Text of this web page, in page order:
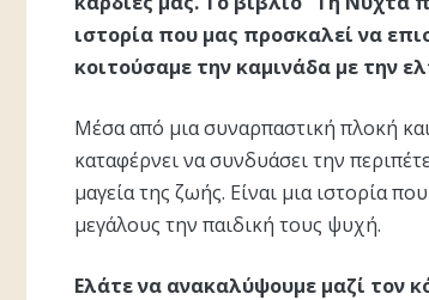
ιστορία που μας προσκαλεί να
κοιτούσαμε την καμινάδα με την
Μέσα από μια συναρπαστική πλοκή
καταφέρνει να συνδυάσει την
μαγεία της ζωής. Είναι μια ιστορία
μεγάλους την παιδική τους ψυχή.
Ελάτε να ανακαλύψουμε μαζί τον